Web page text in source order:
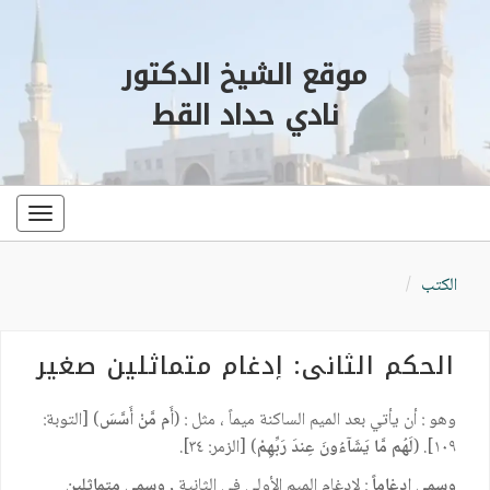
موقع الشيخ الدكتور
نادي حداد القط
الكتب
الحكم الثاني: إدغام متماثلين صغير
وهو : أن يأتي بعد الميم الساكنة ميماً ، مثل : (أَم مَّنْ أَسَّسَ) [التوبة:
١٠٩]. (
لَهُم مَّا يَشَآءُونَ عِندَ رَبِّهِمْ) [الزمر: ٣٤].